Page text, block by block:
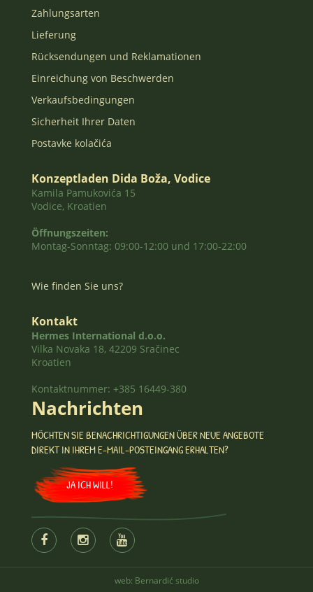
Zahlungsarten
Lieferung
Rücksendungen und Reklamationen
Einreichung von Beschwerden
Verkaufsbedingungen
Sicherheit Ihrer Daten
Postavke kolačića
Konzeptladen Dida Boža, Vodice
Kamila Pamukovića 15
Vodice, Kroatien
Öffnungszeiten:
Montag-Sonntag: 09:00-12:00 und 17:00-22:00
Wie finden Sie uns?
Kontakt
Hermes International d.o.o.
Vilka Novaka 18, 42209 Sračinec
Kroatien
Kontaktnummer: +385 16449-380
Nachrichten
MÖCHTEN SIE BENACHRICHTIGUNGEN ÜBER NEUE ANGEBOTE
DIREKT IN IHREM E-MAIL-POSTEINGANG ERHALTEN?
JA ICH WILL!
web: Bernardić studio